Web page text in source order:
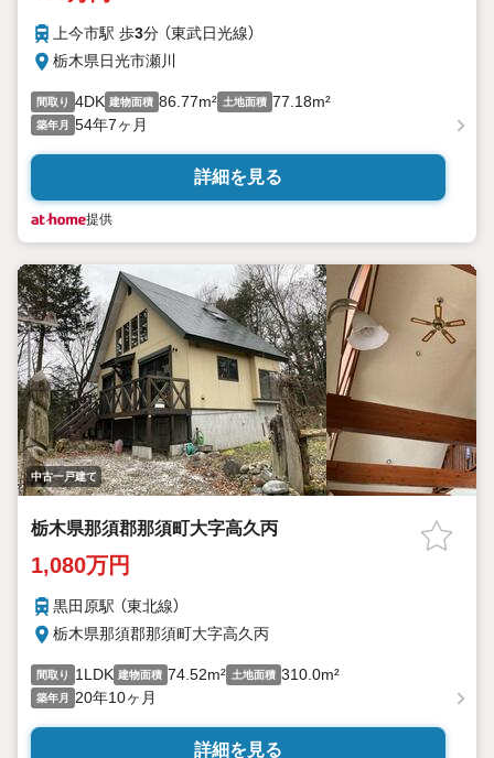
上今市駅 歩3分 （東武日光線）
栃木県日光市瀬川
間取り 4DK 建物面積 86.77m² 土地面積 77.18m²
築年月 54年7ヶ月
詳細を見る
提供
中古一戸建て
栃木県那須郡那須町大字高久丙
1,080万円
黒田原駅 （東北線）
栃木県那須郡那須町大字高久丙
間取り 1LDK 建物面積 74.52m² 土地面積 310.0m²
築年月 20年10ヶ月
詳細を見る